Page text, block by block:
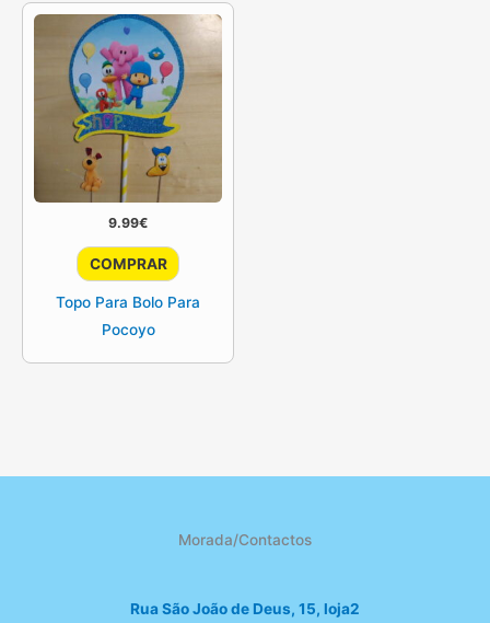
9.99€
COMPRAR
Topo Para Bolo Para
Pocoyo
Morada/Contactos
Rua São João de Deus, 15, loja2